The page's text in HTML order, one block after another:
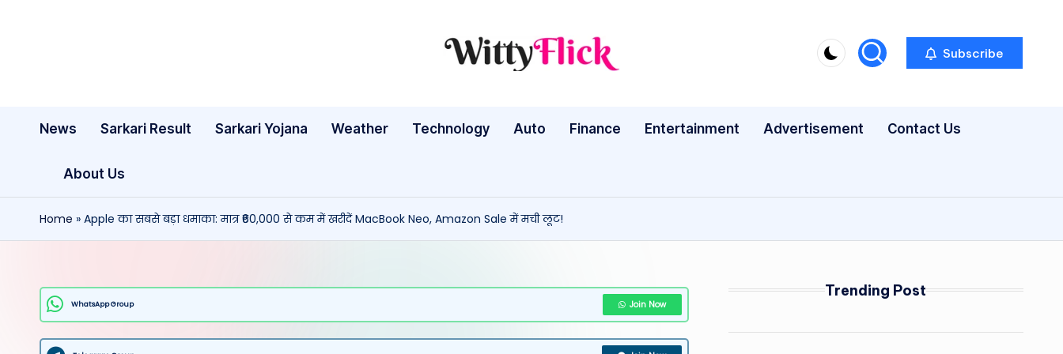
W
ty
ic
k:
te
WittyFlick:
Tech
Around
Subscribe
News Sarkari Result Sarkari Yojana Weather Technology Auto Finance Entertainment Advertisement Contact Us
About Us
Home » Apple का सबसे बड़ा धमाका: मात्र ₹60,000 से कम में खरीदें MacBook Neo, Amazon Sale में मची लूट!
WhatsApp Group Join Now
Trending Post